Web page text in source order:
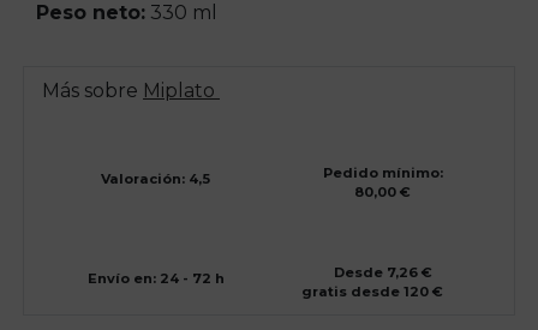
Peso neto: 330 ml
Más sobre Miplato
Valoración: 4,5
Pedido mínimo:
80,00 €
Envío en: 24 - 72 h
Desde 7,26 €
gratis desde 120 €